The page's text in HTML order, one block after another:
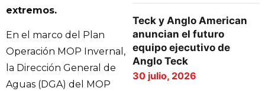
extremos.
En el marco del Plan
Operación MOP Invernal,
la Dirección General de
Aguas (DGA) del MOP
Teck y Anglo American
anuncian el futuro
equipo ejecutivo de
Anglo Teck
30 julio, 2026